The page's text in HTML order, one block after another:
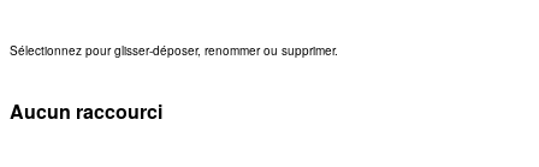
Sélectionnez pour glisser-déposer, renommer ou supprimer.
Aucun raccourci